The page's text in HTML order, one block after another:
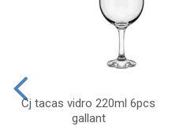
Cj tacas vidro 220ml 6pcs
gallant